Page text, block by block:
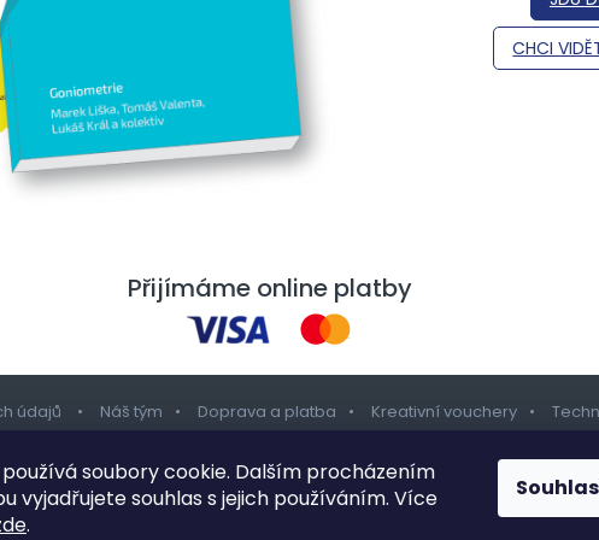
soubory cookie. Dalším procházením
vyjadřujete souhlas s jejich používáním. Více
.
CHCI
Přijímáme online platby
údajů Náš tým Doprava a platba Kreativní vouchery
práva vyhrazena. Upravit nastavení cookies Design šablony vytvořil